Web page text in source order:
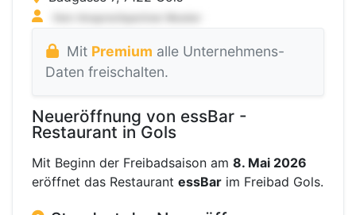
Mit Premium alle Unternehmens-
Daten freischalten.
Neueröffnung von essBar -
Restaurant in Gols
Mit Beginn der Freibadsaison am 8. Mai 2026
eröffnet das Restaurant essBar im Freibad Gols.